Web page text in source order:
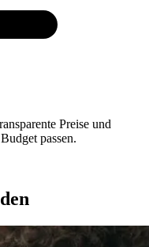
Preise und
passen.